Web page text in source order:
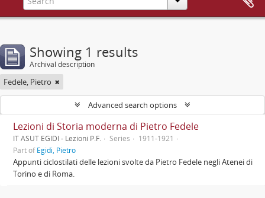
Showing 1 results
Archival description
Fedele, Pietro
Advanced search options
Lezioni di Storia moderna di Pietro Fedele
IT ASUT EGIDI - Lezioni P.F. Series
1911-1921
Part ofEgidi, Pietro
Appunti ciclostilati delle lezioni svolte da Pietro Fedele negli Atenei di
Torino e di Roma.